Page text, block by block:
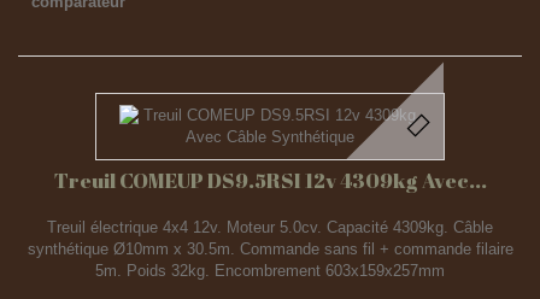
Treuil COMEUP DS9.5RSI 12v 4309kg Avec...
Treuil électrique 4x4 12v. Moteur 5.0cv. Capacité 4309kg. Câble
synthétique Ø10mm x 30.5m. Commande sans fil + commande filaire
5m. Poids 32kg. Encombrement 603x159x257mm